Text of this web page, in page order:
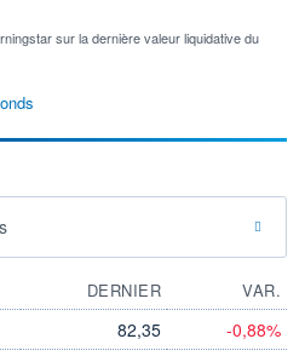
sur la dernière valeur liquidative du
DERNIER
VAR.
82,35 -0,88%